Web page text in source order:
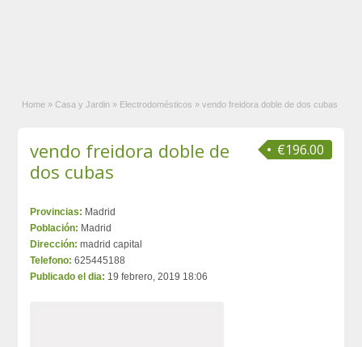
Home » Casa y Jardin » Electrodomésticos » vendo freidora doble de dos cubas
€196.00
vendo freidora doble de
dos cubas
Provincias: Madrid
Población: Madrid
Dirección: madrid capital
Telefono: 625445188
Publicado el dia: 19 febrero, 2019 18:06